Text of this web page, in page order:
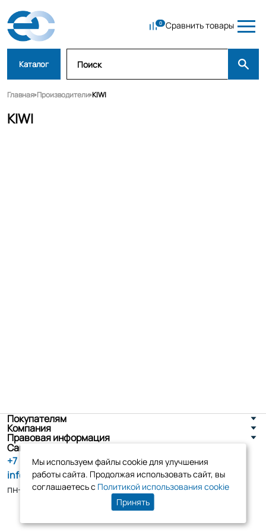
Сравнить товары
Каталог
Главная Производители KIWI
KIWI
Покупателям
Компания
Правовая информация
Санкт-Петербург, ул. Новоселов д. 8
+7 (800) 555-86-90
info@tk-elko.ru
пн-пт, 10:00 - 18:00
Мы используем файлы cookie для улучшения
работы сайта. Продолжая использовать сайт, вы
соглашаетесь с Политикой использования cookie
Принять